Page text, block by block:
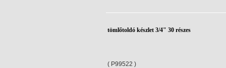
tömlőtoldó készlet 3/4" 30 részes
( P99522 )